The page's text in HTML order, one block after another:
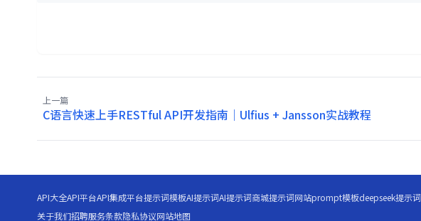
上一篇
C语言快速上手RESTful API开发指南｜Ulfius + Jansson实战教程
API大全API平台API集成平台提示词模板AI提示词AI提示词商城提示词网站prompt模板deepseek提示词
关于我们招聘服务条款隐私协议网站地图